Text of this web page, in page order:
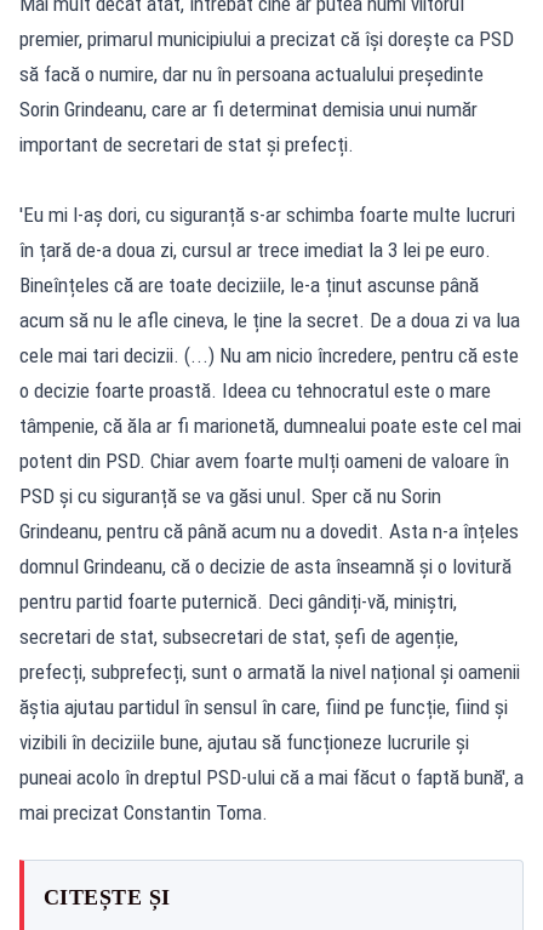
premier, primarul municipiului a precizat că își dorește ca PSD
să facă o numire, dar nu în persoana actualului președinte
Sorin Grindeanu, care ar fi determinat demisia unui număr
important de secretari de stat și prefecți.
'Eu mi l-aș dori, cu siguranță s-ar schimba foarte multe lucruri
în țară de-a doua zi, cursul ar trece imediat la 3 lei pe euro.
Bineînțeles că are toate deciziile, le-a ținut ascunse până
acum să nu le afle cineva, le ține la secret. De a doua zi va lua
cele mai tari decizii. (...) Nu am nicio încredere, pentru că este
o decizie foarte proastă. Ideea cu tehnocratul este o mare
tâmpenie, că ăla ar fi marionetă, dumnealui poate este cel mai
potent din PSD. Chiar avem foarte mulți oameni de valoare în
PSD și cu siguranță se va găsi unul. Sper că nu Sorin
Grindeanu, pentru că până acum nu a dovedit. Asta n-a înțeles
domnul Grindeanu, că o decizie de asta înseamnă și o lovitură
pentru partid foarte puternică. Deci gândiți-vă, miniștri,
secretari de stat, subsecretari de stat, șefi de agenție,
prefecți, subprefecți, sunt o armată la nivel național și oamenii
ăștia ajutau partidul în sensul în care, fiind pe funcție, fiind și
vizibili în deciziile bune, ajutau să funcționeze lucrurile și
puneai acolo în dreptul PSD-ului că a mai făcut o faptă bună', a
mai precizat Constantin Toma.
CITEȘTE ȘI